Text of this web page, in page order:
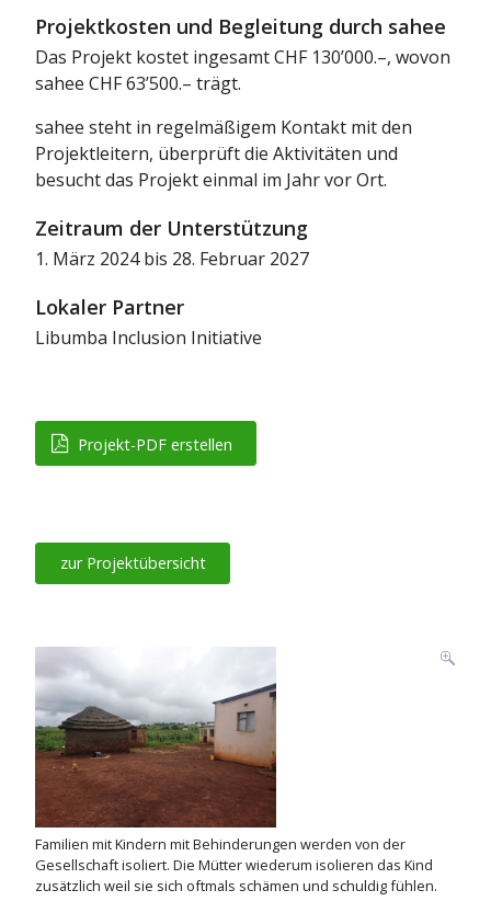
Projektkosten und Begleitung durch sahee
Das Projekt kostet ingesamt CHF 130’000.–, wovon
sahee CHF 63’500.– trägt.
sahee steht in regelmäßigem Kontakt mit den
Projektleitern, überprüft die Aktivitäten und
besucht das Projekt einmal im Jahr vor Ort.
Zeitraum der Unterstützung
1. März 2024 bis 28. Februar 2027
Lokaler Partner
Libumba Inclusion Initiative
Projekt-PDF erstellen
zur Projektübersicht
Familien mit Kindern mit Behinderungen werden von der
Gesellschaft isoliert. Die Mütter wiederum isolieren das Kind
zusätzlich weil sie sich oftmals schämen und schuldig fühlen.